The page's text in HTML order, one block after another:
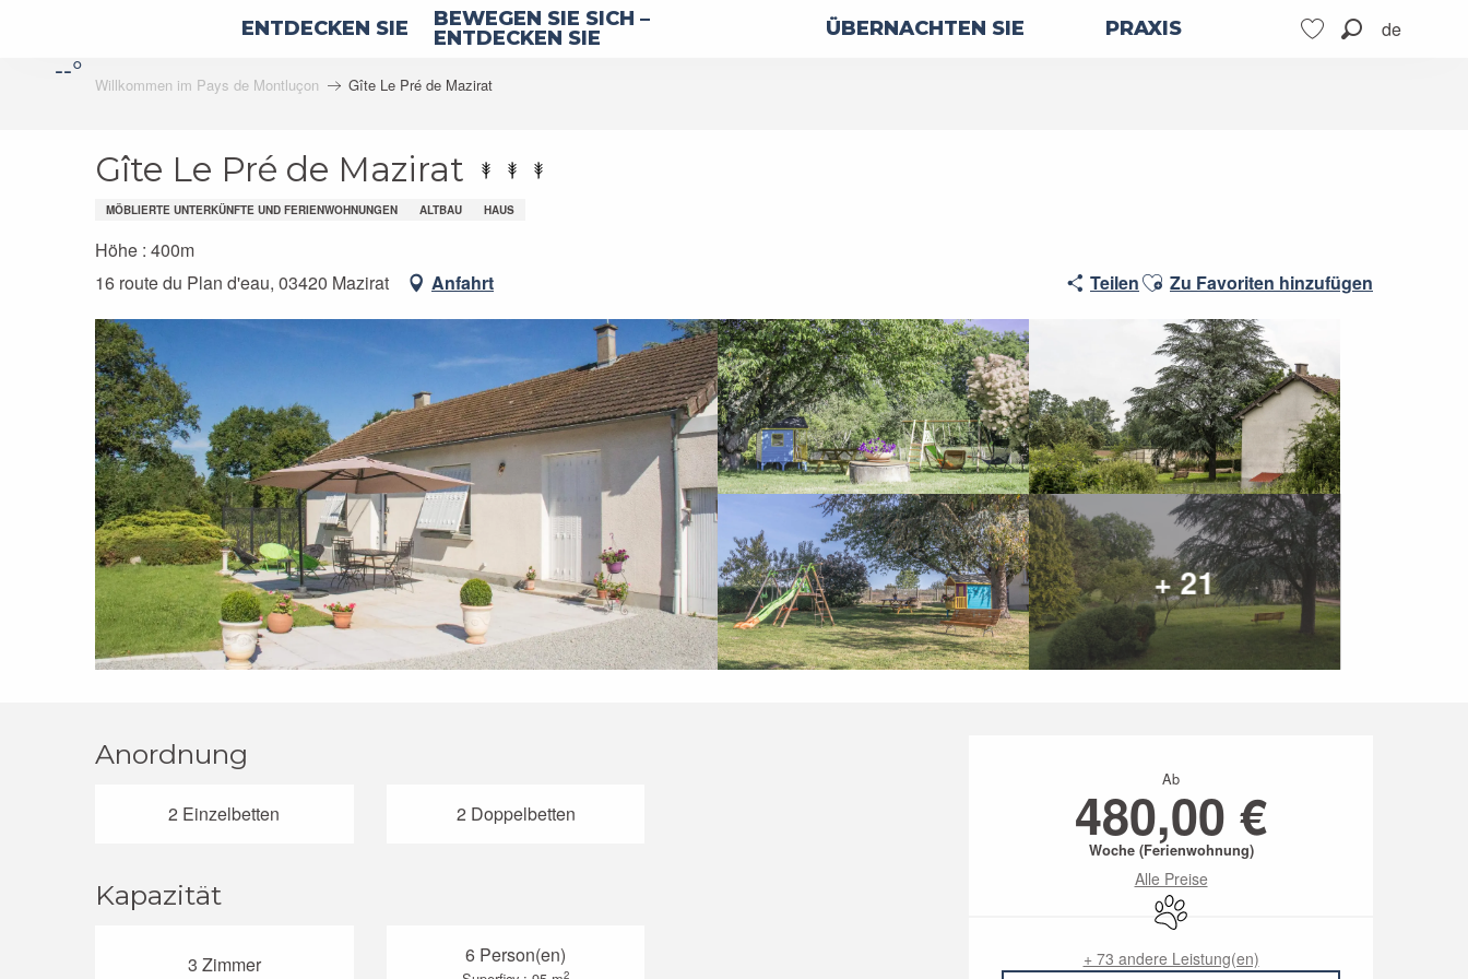
contenu
de
--°
ENTDECKEN SIE
BEWEGEN SIE SICH –
ENTDECKEN SIE
ÜBERNACHTEN SIE PRAXIS
Willkommen im Pays de Montluçon Gîte Le Pré de Mazirat
Gîte Le Pré de Mazirat
MÖBLIERTE UNTERKÜNFTE UND FERIENWOHNUNGEN ALTBAU HAUS
Höhe : 400m
16 route du Plan d'eau, 03420 Mazirat
Anfahrt TeilenAjouter aux favoris
Zu Favoriten hinzufügen
+ 21
Öffnungszeiten &
Ab
480,00 €
Woche (Ferienwohnung)
Alle Preise
Tiere erlaubt
+ 73 andere Leistung(en)
Anordnung
2 Einzelbetten 2 Doppelbetten
Kapazität
3 Zimmer 6 Person(en)
2